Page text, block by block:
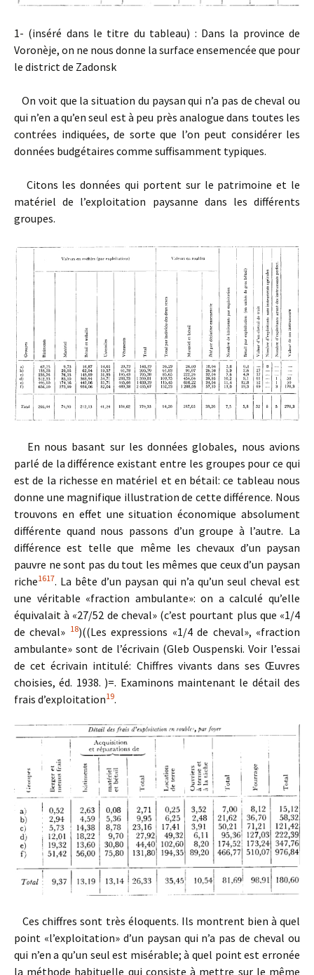
1- (inséré dans le titre du tableau) : Dans la province de
Voronèje, on ne nous donne la surface ensemencée que pour
le district de Zadonsk
On voit que la situation du paysan qui n’a pas de cheval ou
qui n’en a qu’en seul est à peu près analogue dans toutes les
contrées indiquées, de sorte que l’on peut considérer les
données budgétaires comme suffisamment typiques.
Citons les données qui portent sur le patrimoine et le
matériel de l’exploitation paysanne dans les différents
groupes.
En nous basant sur les données globales, nous avions
parlé de la différence existant entre les groupes pour ce qui
est de la richesse en matériel et en bétail: ce tableau nous
donne une magnifique illustration de cette différence. Nous
trouvons en effet une situation économique absolument
différente quand nous passons d’un groupe à l’autre. La
différence est telle que même les chevaux d’un paysan
pauvre ne sont pas du tout les mêmes que ceux d’un paysan
riche1617. La bête d’un paysan qui n’a qu’un seul cheval est
une véritable «fraction ambulante»: on a calculé qu’elle
équivalait à «27/52 de cheval» (c’est pourtant plus que «1/4
de cheval» 18)((Les expressions «1/4 de cheval», «fraction
ambulante» sont de l’écrivain (Gleb Ouspenski. Voir l’essai
de cet écrivain intitulé: Chiffres vivants dans ses Œuvres
choisies, éd. 1938. )=. Examinons maintenant le détail des
frais d’exploitation19.
Ces chiffres sont très éloquents. Ils montrent bien à quel
point «l’exploitation» d’un paysan qui n’a pas de cheval ou
qui n’en a qu’un seul est misérable; à quel point est erronée
la méthode habituelle qui consiste à mettre sur le même